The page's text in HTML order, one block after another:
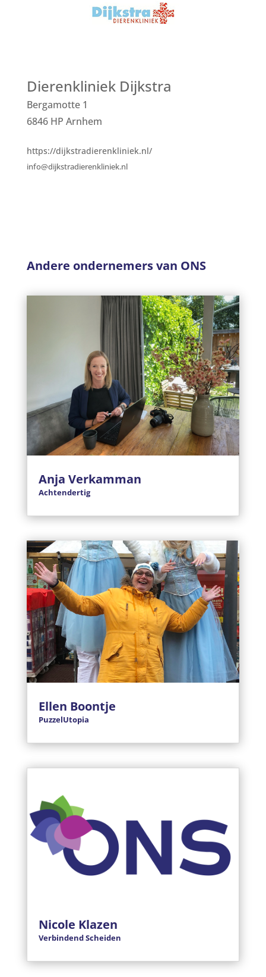
Dierenkliniek Dijkstra
Bergamotte 1
6846 HP Arnhem
https://dijkstradierenkliniek.nl/
info@dijkstradierenkliniek.nl
Andere ondernemers van ONS
Anja Verkamman
Achtendertig
Ellen Boontje
PuzzelUtopia
Nicole Klazen
Verbindend Scheiden